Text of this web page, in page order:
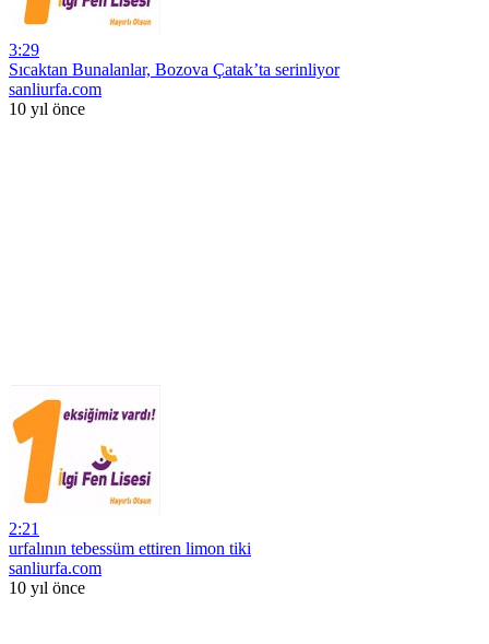
3:29
Sıcaktan Bunalanlar, Bozova Çatak’ta serinliyor
sanliurfa.com
10 yıl önce
2:21
urfalının tebessüm ettiren limon tiki
sanliurfa.com
10 yıl önce